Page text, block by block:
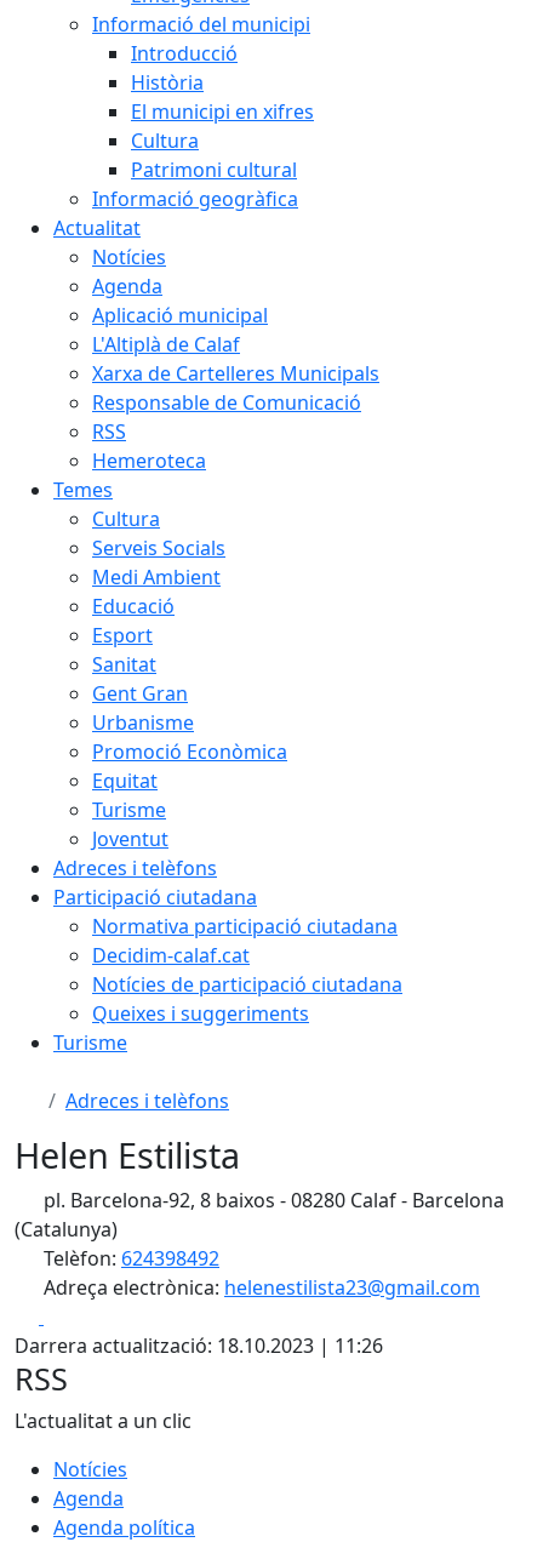
Informació del municipi
Introducció
Història
El municipi en xifres
Cultura
Patrimoni cultural
Informació geogràfica
Actualitat
Notícies
Agenda
Aplicació municipal
L'Altiplà de Calaf
Xarxa de Cartelleres Municipals
Responsable de Comunicació
RSS
Hemeroteca
Temes
Cultura
Serveis Socials
Medi Ambient
Educació
Esport
Sanitat
Gent Gran
Urbanisme
Promoció Econòmica
Equitat
Turisme
Joventut
Adreces i telèfons
Participació ciutadana
Normativa participació ciutadana
Decidim-calaf.cat
Notícies de participació ciutadana
Queixes i suggeriments
Turisme
Adreces i telèfons
Helen Estilista
pl. Barcelona-92, 8 baixos - 08280 Calaf - Barcelona
(Catalunya)
Telèfon: 624398492
Adreça electrònica: helenestilista23@gmail.com
Darrera actualització: 18.10.2023 | 11:26
RSS
L'actualitat a un clic
Notícies
Agenda
Agenda política